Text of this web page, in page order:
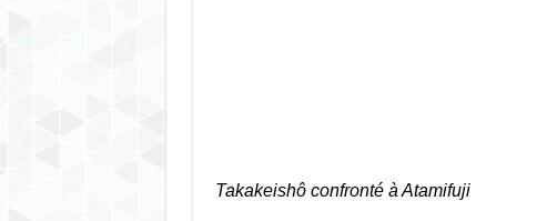
Takakeishô confronté à Atamifuji